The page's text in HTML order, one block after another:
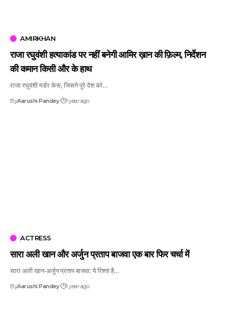
AMIRKHAN
राजा रघुवंशी हत्याकांड पर नहीं बनेगी आमिर ख़ान की फ़िल्म, निर्देशन
की कमान किसी और के हाथ
राजा रघुवंशी मर्डर केस, जिसने पूरे देश को…
ByAarushi Pandey 1 year ago
ACTRESS
सारा अली खान और अर्जुन प्रताप बाजवा एक बार फिर चर्चा में
सारा अली खान‑अर्जुन प्रताप बाजवा: ये रिश्ता है…
ByAarushi Pandey 1 year ago